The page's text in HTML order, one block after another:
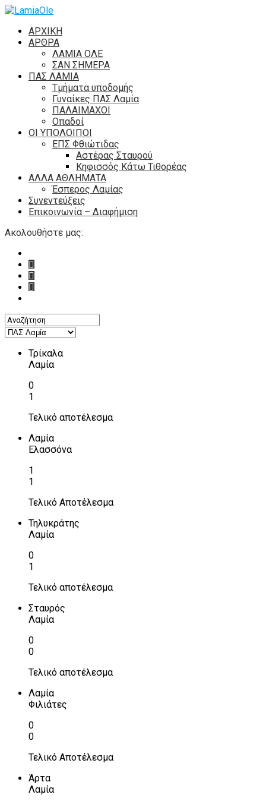
ΑΡΧΙΚΗ
ΑΡΘΡΑ
ΛΑΜΙΑ ΟΛΕ
ΣΑΝ ΣΗΜΕΡΑ
ΠΑΣ ΛΑΜΙΑ
Τμήματα υποδομής
Γυναίκες ΠΑΣ Λαμία
ΠΑΛΑΙΜΑΧΟΙ
Οπαδοί
ΟΙ ΥΠΟΛΟΙΠΟΙ
ΕΠΣ Φθιώτιδας
Αστέρας Σταυρού
Κηφισσός Κάτω Τιθορέας
ΑΛΛΑ ΑΘΛΗΜΑΤΑ
Έσπερος Λαμίας
Συνεντεύξεις
Επικοινωνία – Διαφήμιση
Ακολουθήστε μας:
Τρίκαλα
Λαμία
0
1
Τελικό αποτέλεσμα
Λαμία
Ελασσόνα
1
1
Τελικό Αποτέλεσμα
Τηλυκράτης
Λαμία
0
1
Τελικό αποτέλεσμα
Σταυρός
Λαμία
0
0
Τελικό αποτέλεσμα
Λαμία
Φιλιάτες
0
0
Τελικό Αποτέλεσμα
Άρτα
Λαμία